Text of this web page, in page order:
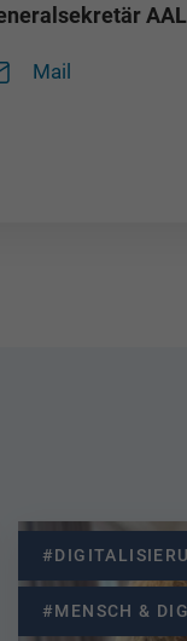
Mail
#MENSCH &